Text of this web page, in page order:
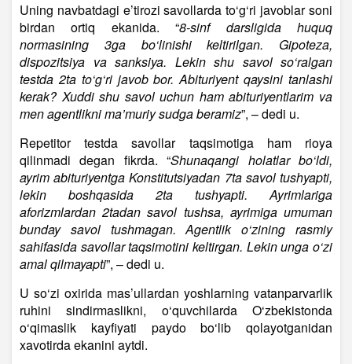
Uning navbatdagi e’tirozi savollarda to‘g‘ri javoblar soni
birdan ortiq ekanida. “8-sinf darsligida huquq
normasining 3ga bo‘linishi keltirilgan. Gipoteza,
dispozitsiya va sanksiya. Lekin shu savol so‘ralgan
testda 2ta to‘g‘ri javob bor. Abituriyent qaysini tanlashi
kerak? Xuddi shu savol uchun ham abituriyentlarim va
men agentlikni ma’muriy sudga beramiz”, – dedi u.
Repetitor testda savollar taqsimotiga ham rioya
qilinmadi degan fikrda. “Shunaqangi holatlar bo‘ldi,
ayrim abituriyentga Konstitutsiyadan 7ta savol tushyapti,
lekin boshqasida 2ta tushyapti. Ayrimlariga
aforizmlardan 2tadan savol tushsa, ayrimiga umuman
bunday savol tushmagan. Agentlik o‘zining rasmiy
sahifasida savollar taqsimotini keltirgan. Lekin unga o‘zi
amal qilmayapti”, – dedi u.
U so‘zi oxirida mas’ullardan yoshlarning vatanparvarlik
ruhini sindirmaslikni, o‘quvchilarda O‘zbekistonda
o‘qimaslik kayfiyati paydo bo‘lib qolayotganidan
xavotirda ekanini aytdi.